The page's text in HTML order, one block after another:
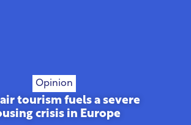
Opinion
tourism fuels a severe
crisis in Europe